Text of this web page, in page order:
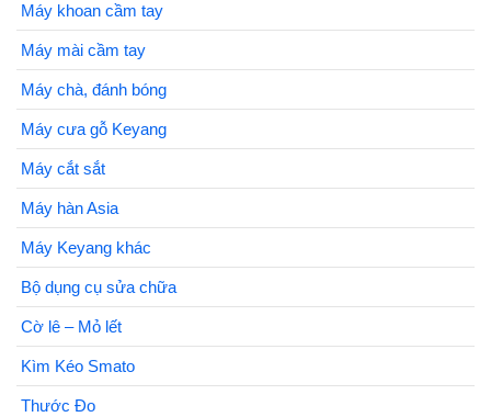
Máy khoan cầm tay
Máy mài cầm tay
Máy chà, đánh bóng
Máy cưa gỗ Keyang
Máy cắt sắt
Máy hàn Asia
Máy Keyang khác
Bộ dụng cụ sửa chữa
Cờ lê – Mỏ lết
Kìm Kéo Smato
Thước Đo